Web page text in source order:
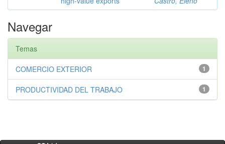
Navegar
Temas
1
COMERCIO EXTERIOR
1
PRODUCTIVIDAD DEL TRABAJO